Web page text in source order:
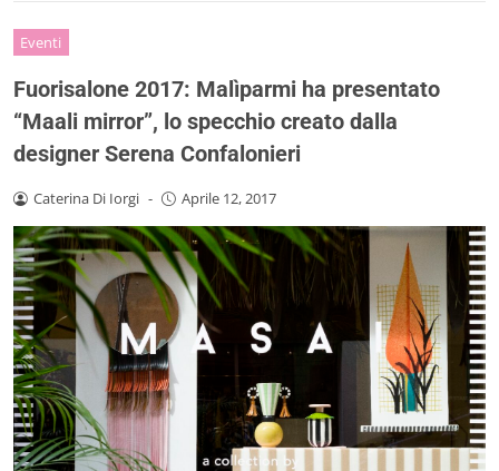
Eventi
Fuorisalone 2017: Malìparmi ha presentato
“Maali mirror”, lo specchio creato dalla
designer Serena Confalonieri
Caterina Di Iorgi - Aprile 12, 2017